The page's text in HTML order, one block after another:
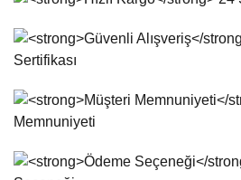
Ürün resmi kalitesiz, bozuk veya
Ürün açıklamasında eksik bilgiler
Ürün fiyatı diğer sitelerden daha